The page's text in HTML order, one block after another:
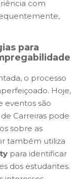
com
para
o processo
Hoje,
eventos são
Carreiras pode
sobre as
também utiliza
para identificar
dos estudantes.